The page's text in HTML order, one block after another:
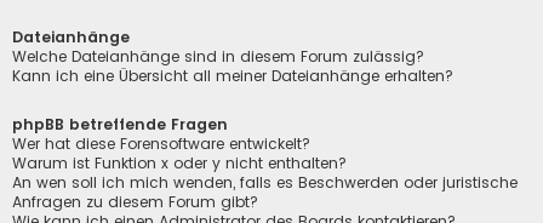
Dateianhänge
Welche Dateianhänge sind in diesem Forum zulässig?
Kann ich eine Übersicht all meiner Dateianhänge erhalten?
phpBB betreffende Fragen
Wer hat diese Forensoftware entwickelt?
Warum ist Funktion x oder y nicht enthalten?
An wen soll ich mich wenden, falls es Beschwerden oder juristische
Anfragen zu diesem Forum gibt?